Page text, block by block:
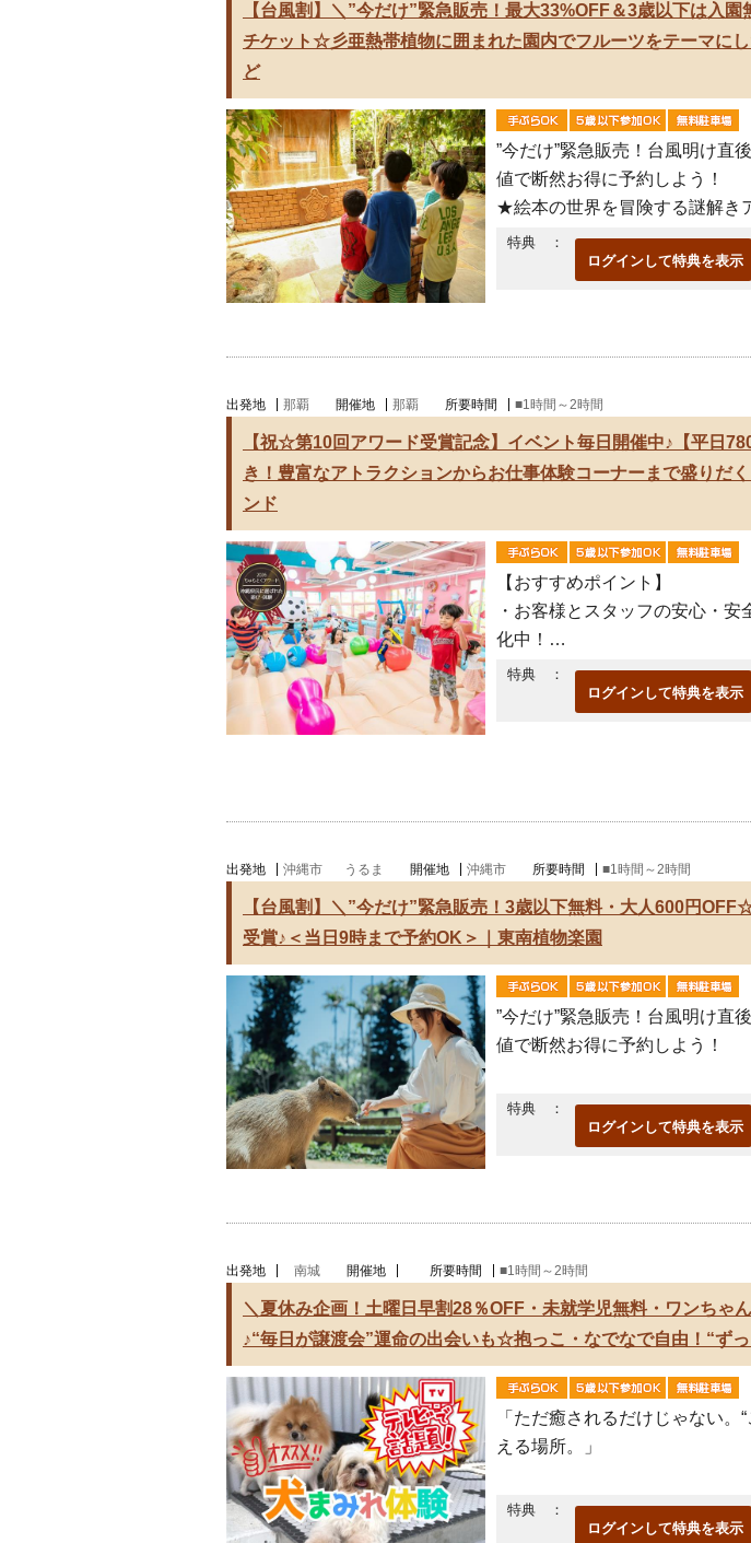
【台風割】＼”今だけ”緊急販売！最大33%OFF＆3歳以下は入
チケット☆彡亜熱帯植物に囲まれた園内でフルーツをテーマに
ど
”今だけ”緊急販売！台風明け直
値で断然お得に予約しよう！
★絵本の世界を冒険する謎解き
国物語」
フルーツも「調和」が大切とい
特典 ：
ログインして特典を表示
出発地 那覇 開催地 那覇 所要時間 ■1時間～2時間
【祝☆第10回アワード受賞記念】イベント毎日開催中♪【平日
き！豊富なアトラクションからお仕事体験コーナーまで盛り
ンド
【おすすめポイント】
・お客様とスタッフの安心・
化中！
遊具や玩具、テーブル、カウン
除菌・清掃、
特典 ：
ログインして特典を表示
出発地 沖縄市 うるま 開催地 沖縄市 所要時間 ■1時間～2時間
【台風割】＼”今だけ”緊急販売！3歳以下無料・大人600円
受賞♪＜当日9時まで予約OK＞｜東南植物楽園
”今だけ”緊急販売！台風明け直
値で断然お得に予約しよう！
東南植物楽園とは☆彡
東南植物楽園は約1,300種、5万
特典 ：
ログインして特典を表示
出発地 南城 開催地 所要時間 ■1時間～2時間
＼夏休み企画！土曜日早割28％OFF・未就学児無料・ワンちゃ
♪“毎日が譲渡会”運命の出会いも☆抱っこ・なでなで自由！“ず
「ただ癒されるだけじゃない。
える場所。」
【夏休み限定企画！】
特典 ：
ログインして特典を表示